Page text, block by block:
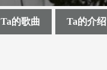
Ta的歌曲 Ta的介绍